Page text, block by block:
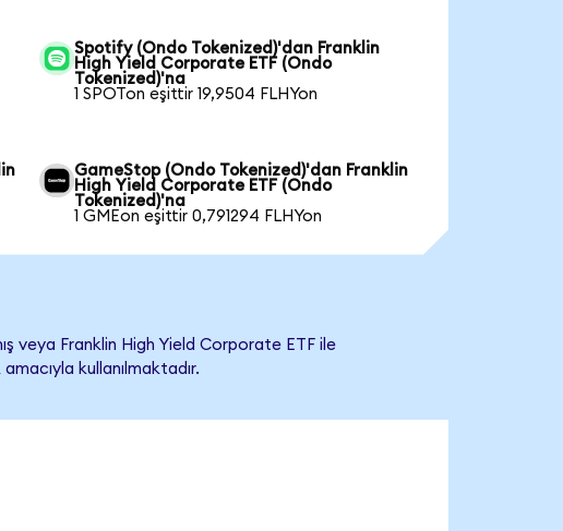
Spotify (Ondo Tokenized)'dan Franklin
High Yield Corporate ETF (Ondo
Tokenized)'na
1 SPOTon eşittir 19,9504 FLHYon
GameStop (Ondo Tokenized)'dan Franklin
High Yield Corporate ETF (Ondo
Tokenized)'na
1 GMEon eşittir 0,791294 FLHYon
veya Franklin High Yield Corporate ETF ile
kullanılmaktadır.